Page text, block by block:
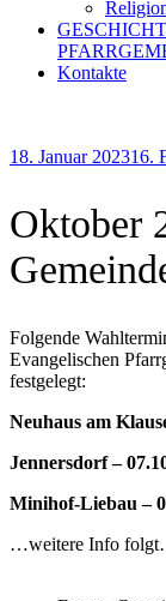
Kontakte
Veröffentlicht
18. Januar 202316.
Oktober
Folgende
Evangelischen
festgelegt:
Neuhaus am
Jennersdorf –
Minihof-Liebau –
…weitere Info